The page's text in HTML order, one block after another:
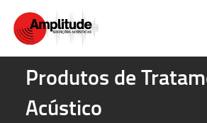
Produtos de
Acústico